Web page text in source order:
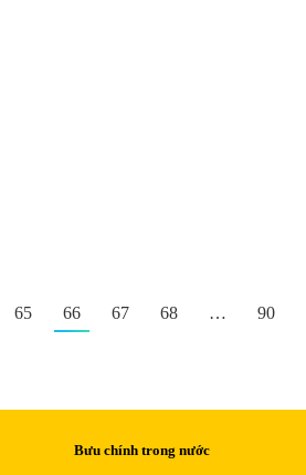
65 66 67 68 … 90
Bưu chính trong nước